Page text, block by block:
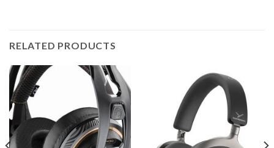
RELATED PRODUCTS